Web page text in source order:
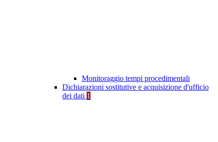
Monitoraggio tempi procedimentali
Dichiarazioni sostitutive e acquisizione d'ufficio
dei dati 1